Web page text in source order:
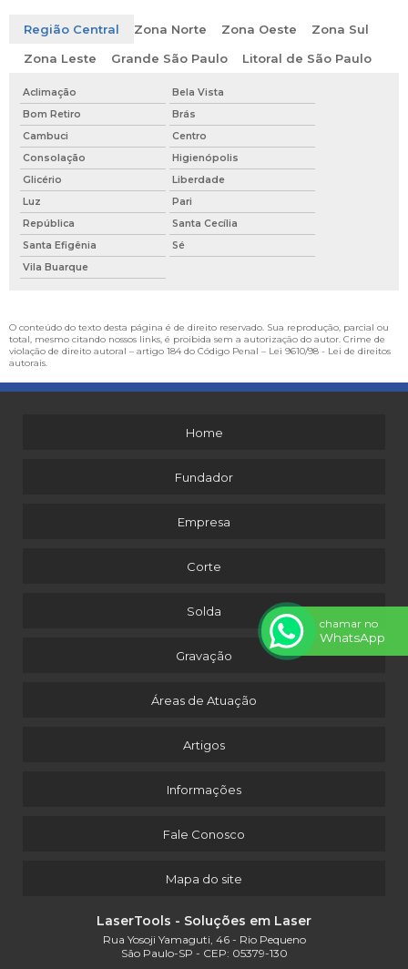
Região Central Zona Norte Zona Oeste
Zona Sul
Zona Leste
Grande São Paulo Litoral de São Paulo
Aclimação
Bela Vista
Bom Retiro
Brás
Cambuci
Centro
Consolação
Higienópolis
Glicério
Liberdade
Luz
Pari
República
Santa Cecília
Santa Efigênia
Sé
Vila Buarque
O conteúdo do texto desta página é de direito reservado. Sua reprodução, parcial ou
total, mesmo citando nossos links, é proibida sem a autorização do autor. Crime de
violação de direito autoral – artigo 184 do Código Penal – Lei 9610/98 - Lei de direitos
autorais.
Home
Fundador
Empresa
Corte
Solda
Gravação
Áreas de Atuação
Artigos
Informações
Fale Conosco
Mapa do site
LaserTools - Soluções em Laser
Rua Yosoji Yamaguti, 46 - Rio Pequeno
São Paulo-SP - CEP: 05379-130
chamar no
WhatsApp